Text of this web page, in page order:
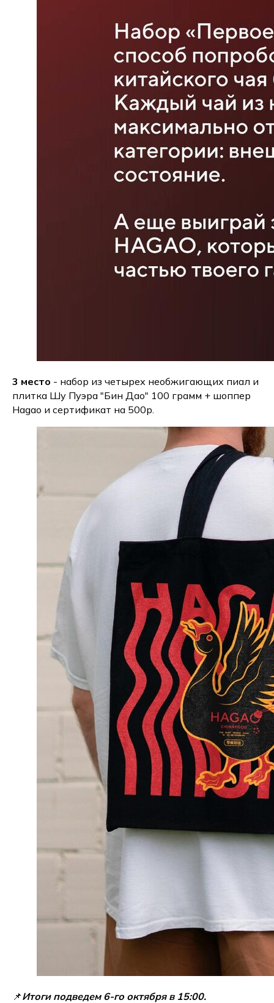
3 место - набор из четырех необжигающих пиал и
плитка Шу Пуэра "Бин Дао" 100 грамм + шоппер
Hagao и сертификат на 500р.
📌Итоги подведем 6-го октября в 15:00.